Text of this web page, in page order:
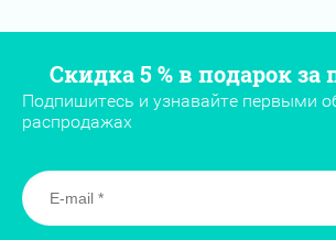
Скидка 5 % в подарок за
Подпишитесь и узнавайте первыми
распродажах